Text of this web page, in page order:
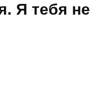
Я тебя не